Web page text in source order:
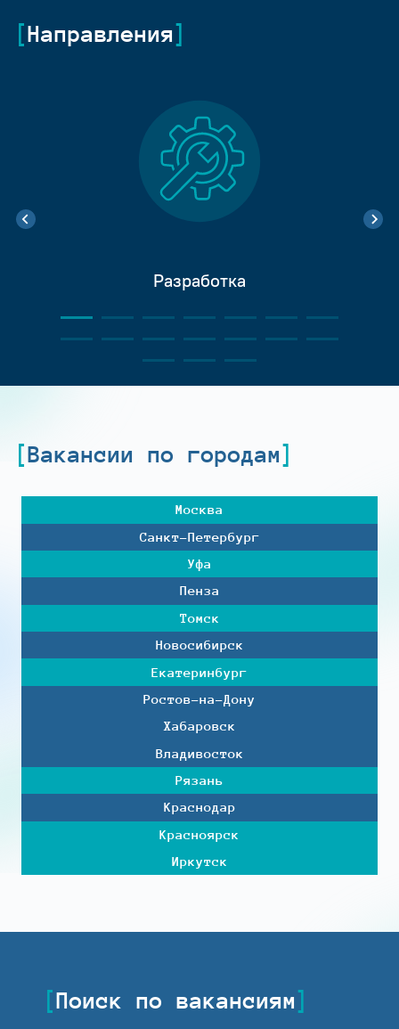
Направления
Разработка
Вакансии по городам
Москва
Санкт-Петербург
Уфа
Пенза
Томск
Новосибирск
Екатеринбург
Ростов-на-Дону
Хабаровск
Владивосток
Рязань
Краснодар
Красноярск
Иркутск
Поиск по вакансиям